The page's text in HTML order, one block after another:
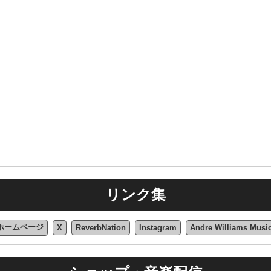
リンク集
ームページ X ReverbNation Instagram Andre Williams